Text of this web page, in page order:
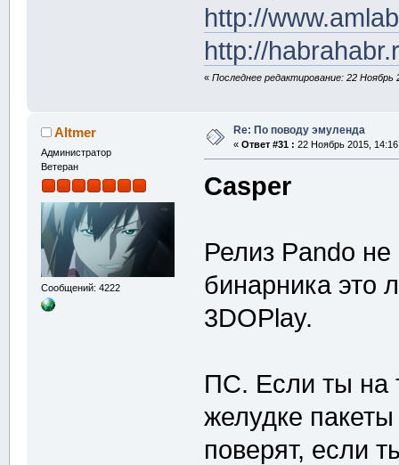
http://
http://
«Последнее редактирование: 22 Ноябрь
Altmer
Администратор
Ветеран
Сообщений: 4222
Re: По поводу эмуленда
« Ответ #31 : 22 Ноябрь 2015,
Casper
Релиз Pando
бинарника это
3DOPlay.
ПС. Если ты на
желудке
поверят, если